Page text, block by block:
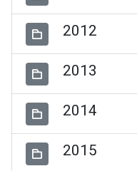
2012
2013
2014
2015